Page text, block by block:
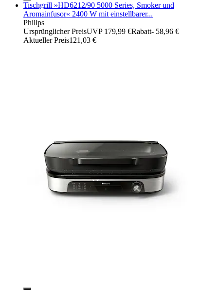
Tischgrill »HD6212/90 5000 Series, Smoker und
Aromainfusor« 2400 W mit einstellbarer...
Philips
Ursprünglicher PreisUVP 179,99 €Rabatt- 58,96 €
Aktueller Preis121,03 €